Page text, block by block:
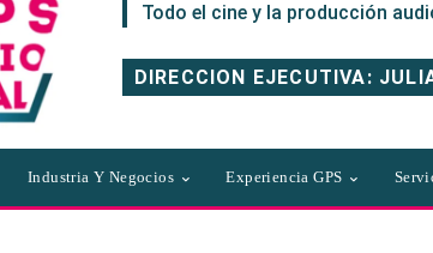
Todo el cine y la producción
DIRECCION EJECUTIVA:
Industria Y Negocios Experiencia GPS